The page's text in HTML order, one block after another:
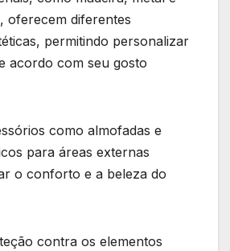
oferecem diferentes
permitindo personalizar
acordo com seu gosto
como almofadas e
para áreas externas
o conforto e a beleza do
contra os elementos